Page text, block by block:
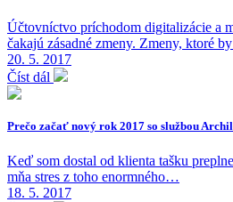
Účtovníctvo príchodom digitalizácie a
čakajú zásadné zmeny. Zmeny, ktoré
20. 5. 2017
Číst dál
Prečo začať nový rok 2017 so službou
Keď som dostal od klienta tašku
mňa stres z toho enormného…
18. 5. 2017